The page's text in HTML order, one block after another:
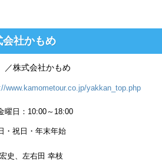
社かもめ
／株式会社かもめ
www.kamometour.co.jp/yakkan_top.php
曜日：10:00～18:00
・祝日・年末年始
史、左右田 幸枝